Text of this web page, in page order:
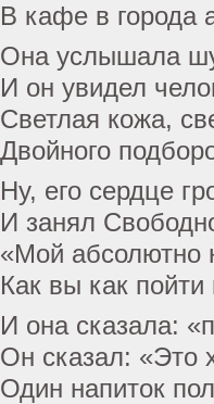
В кафе в города
Она услышала
И он увидел
Светлая кожа,
Двойного
Ну, его сердце
И занял
«Мой абсолютно
Как вы как пойти
И она сказала:
Он сказал: «Это
Один напиток